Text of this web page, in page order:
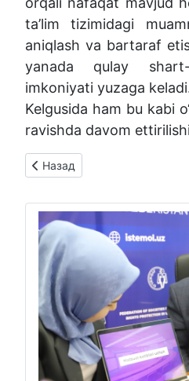
ta’lim tizimidagi
aniqlash va bartaraf
yanada qulay
imkoniyati yuzaga
Kelgusida ham bu kabi
ravishda davom
Предыдущий: Uyda ta’lim
Назад